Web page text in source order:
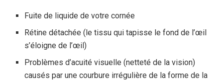
Fuite de liquide de votre cornée
Rétine détachée (le tissu qui tapisse le fond de l’œil
s’éloigne de l’œil)
Problèmes d’acuité visuelle (netteté de la vision)
causés par une courbure irrégulière de la forme de la